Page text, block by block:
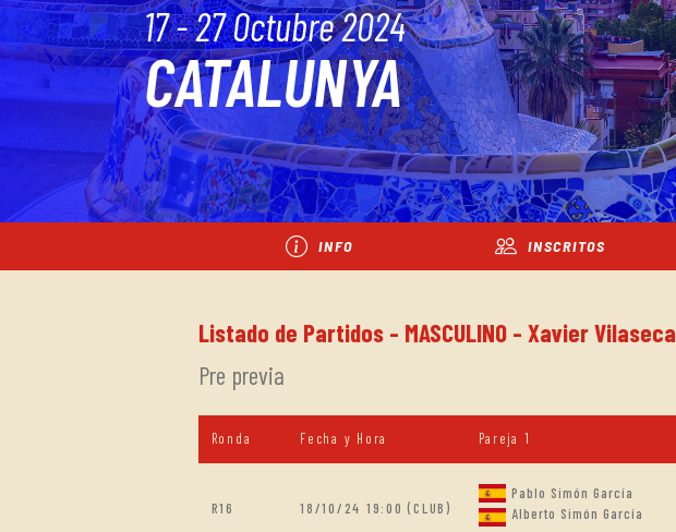
17 - 27 Octubre 2024
CATALUNYA
INFO INSCRITOS
Listado de Partidos - MASCULINO - Xavier Vilaseca
Pre previa
Ronda Fecha y Hora Pareja 1
R16 18/10/24 19:00 (CLUB)
Pablo Simón García
Alberto Simón García